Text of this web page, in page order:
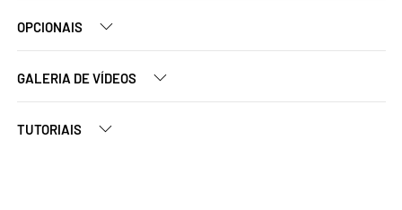
OPCIONAIS
GALERIA DE VÍDEOS
TUTORIAIS